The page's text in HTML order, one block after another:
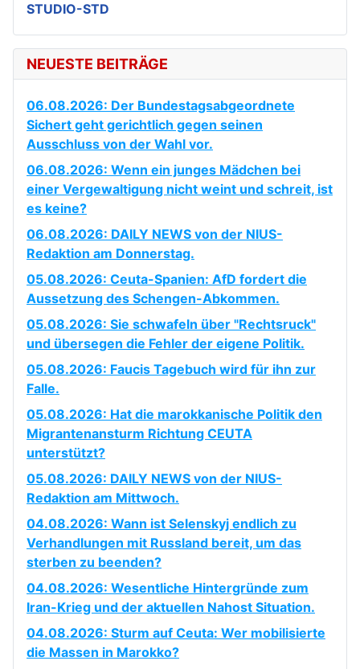
STUDIO-STD
NEUESTE BEITRÄGE
06.08.2026: Der Bundestagsabgeordnete
Sichert geht gerichtlich gegen seinen
Ausschluss von der Wahl vor.
06.08.2026: Wenn ein junges Mädchen bei
einer Vergewaltigung nicht weint und schreit, ist
es keine?
06.08.2026: DAILY NEWS von der NIUS-
Redaktion am Donnerstag.
05.08.2026: Ceuta-Spanien: AfD fordert die
Aussetzung des Schengen-Abkommen.
05.08.2026: Sie schwafeln über "Rechtsruck"
und übersegen die Fehler der eigene Politik.
05.08.2026: Faucis Tagebuch wird für ihn zur
Falle.
05.08.2026: Hat die marokkanische Politik den
Migrantenansturm Richtung CEUTA
unterstützt?
05.08.2026: DAILY NEWS von der NIUS-
Redaktion am Mittwoch.
04.08.2026: Wann ist Selenskyj endlich zu
Verhandlungen mit Russland bereit, um das
sterben zu beenden?
04.08.2026: Wesentliche Hintergründe zum
Iran-Krieg und der aktuellen Nahost Situation.
04.08.2026: Sturm auf Ceuta: Wer mobilisierte
die Massen in Marokko?